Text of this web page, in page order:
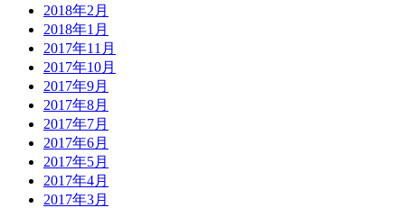
2018年2月
2018年1月
2017年11月
2017年10月
2017年9月
2017年8月
2017年7月
2017年6月
2017年5月
2017年4月
2017年3月